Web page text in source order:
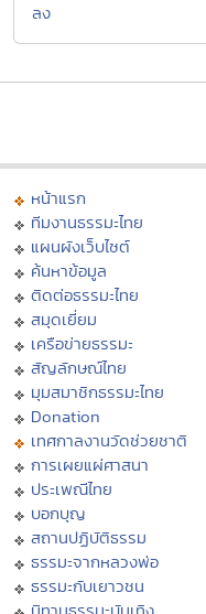
ลง
หน้าแรก
ทีมงานธรรมะไทย
แผนผังเว็บไซต์
ค้นหาข้อมูล
ติดต่อธรรมะไทย
สมุดเยี่ยม
เครือข่ายธรรมะ
สัญลักษณ์ไทย
มุมสมาชิกธรรมะไทย
Donation
เทศกาลงานวัดช่วยชาติ
การเผยแผ่ศาสนา
ประเพณีไทย
บอกบุญ
สถานปฏิบัติธรรม
ธรรมะจากหลวงพ่อ
ธรรมะกับเยาวชน